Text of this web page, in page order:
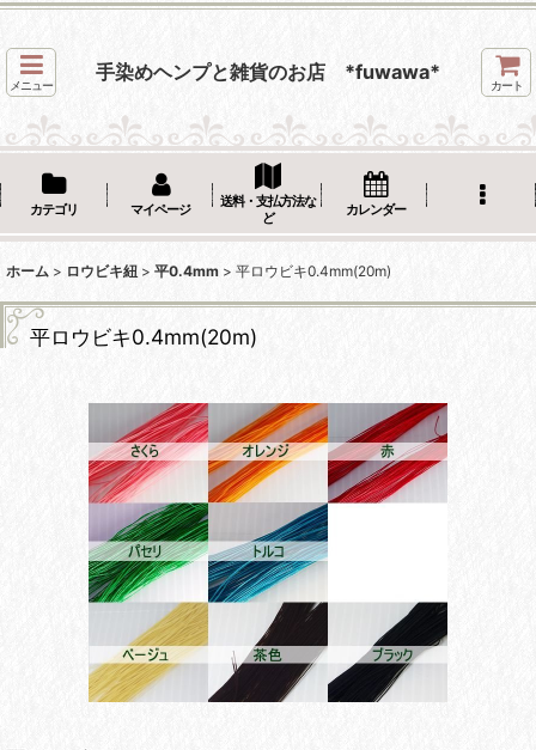
メニュー
手染めヘンプと雑貨のお店 *fuwawa*
カート
カテゴリ マイページ
送料・支払方法な
ど
カレンダー
ホーム > ロウビキ紐 > 平0.4mm > 平ロウビキ0.4mm(20m)
平ロウビキ0.4mm(20m)